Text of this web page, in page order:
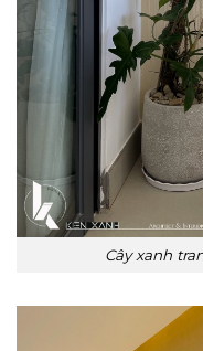
Cây xanh